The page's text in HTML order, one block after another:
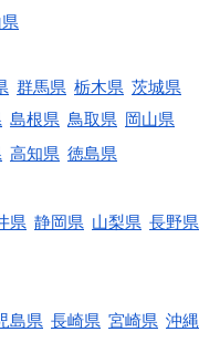
群馬県 栃木県 茨城県
島根県 鳥取県 岡山県
高知県 徳島県
県 静岡県 山梨県 長野県
島県 長崎県 宮崎県 沖縄